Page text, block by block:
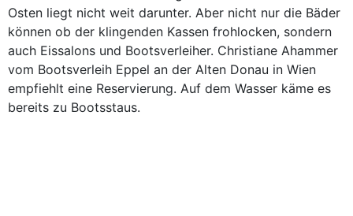
Osten liegt nicht weit darunter. Aber nicht nur die Bäder
können ob der klingenden Kassen frohlocken, sondern
auch Eissalons und Bootsverleiher. Christiane Ahammer
vom Bootsverleih Eppel an der Alten Donau in Wien
empfiehlt eine Reservierung. Auf dem Wasser käme es
bereits zu Bootsstaus.